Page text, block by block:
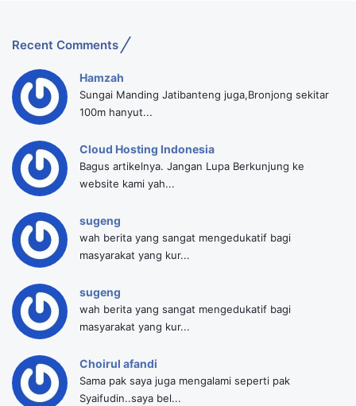
Recent Comments
Hamzah
Sungai Manding Jatibanteng juga,Bronjong sekitar
100m hanyut...
Cloud Hosting Indonesia
Bagus artikelnya. Jangan Lupa Berkunjung ke
website kami yah...
sugeng
wah berita yang sangat mengedukatif bagi
masyarakat yang kur...
sugeng
wah berita yang sangat mengedukatif bagi
masyarakat yang kur...
Choirul afandi
Sama pak saya juga mengalami seperti pak
Syaifudin..saya bel...